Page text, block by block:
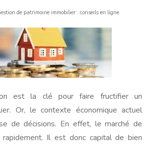
de patrimoine immobilier : conseils en ligne
est la clé pour faire fructifier un
Or, le contexte économique actuel
de décisions. En effet, le marché de
rapidement. Il est donc capital de bien